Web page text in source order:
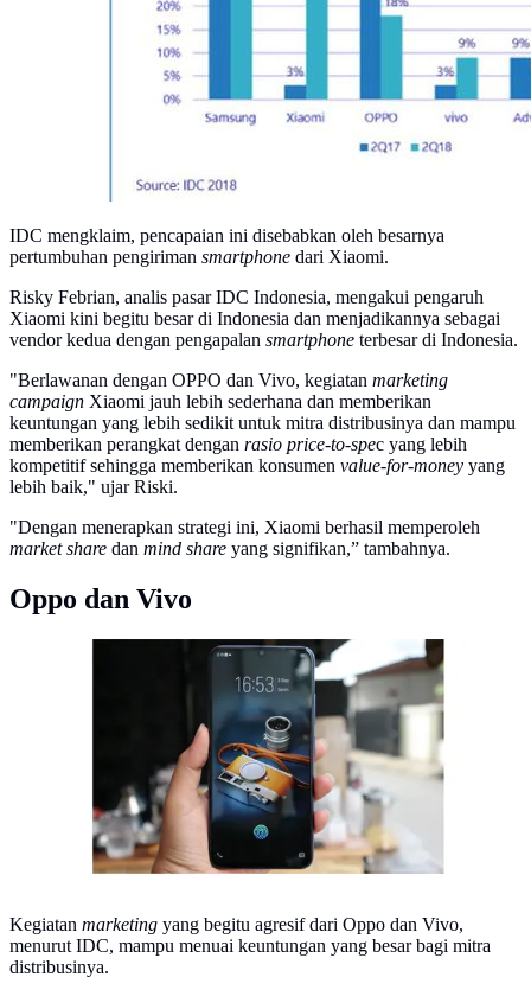
IDC mengklaim, pencapaian ini disebabkan oleh besarnya
pertumbuhan pengiriman smartphone dari Xiaomi.
Risky Febrian, analis pasar IDC Indonesia, mengakui pengaruh
Xiaomi kini begitu besar di Indonesia dan menjadikannya sebagai
vendor kedua dengan pengapalan smartphone terbesar di Indonesia.
"Berlawanan dengan OPPO dan Vivo, kegiatan marketing
campaign Xiaomi jauh lebih sederhana dan memberikan
keuntungan yang lebih sedikit untuk mitra distribusinya dan mampu
memberikan perangkat dengan rasio price-to-spec yang lebih
kompetitif sehingga memberikan konsumen value-for-money yang
lebih baik," ujar Riski.
"Dengan menerapkan strategi ini, Xiaomi berhasil memperoleh
market share dan mind share yang signifikan,” tambahnya.
Oppo dan Vivo
Fitur Ultra All Screen Vivo V11 Pro.
Kegiatan marketing yang begitu agresif dari Oppo dan Vivo,
menurut IDC, mampu menuai keuntungan yang besar bagi mitra
distribusinya.